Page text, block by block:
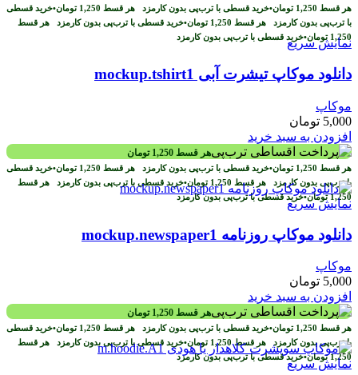
هر قسط 1,250 تومان•خرید قسطی با ترب‌پی بدون کارمزد هر قسط 1,250 تومان•خرید قسطی
با ترب‌پی بدون کارمزد هر قسط 1,250 تومان•خرید قسطی با ترب‌پی بدون کارمزد هر قسط
1,250 تومان•خرید قسطی با ترب‌پی بدون کارمزدنمایش سریع
دانلود موکاپ تیشرت آبی mockup.tshirt1
موکاپ
5,000 تومان
افزودن به سبد خرید
هر قسط 1,250 تومان
هر قسط 1,250 تومان•خرید قسطی با ترب‌پی بدون کارمزد هر قسط 1,250 تومان•خرید قسطی
با ترب‌پی بدون کارمزد هر قسط 1,250 تومان•خرید قسطی با ترب‌پی بدون کارمزد هر قسط
1,250 تومان•خرید قسطی با ترب‌پی بدون کارمزدنمایش سریع
دانلود موکاپ روزنامه mockup.newspaper1
موکاپ
5,000 تومان
افزودن به سبد خرید
هر قسط 1,250 تومان
هر قسط 1,250 تومان•خرید قسطی با ترب‌پی بدون کارمزد هر قسط 1,250 تومان•خرید قسطی
با ترب‌پی بدون کارمزد هر قسط1,250 تومان•خرید قسطی با ترب‌پی بدون کارمزد هر قسط
1,250 تومان•خرید قسطی با ترب‌پی بدون کارمزدنمایش سریع